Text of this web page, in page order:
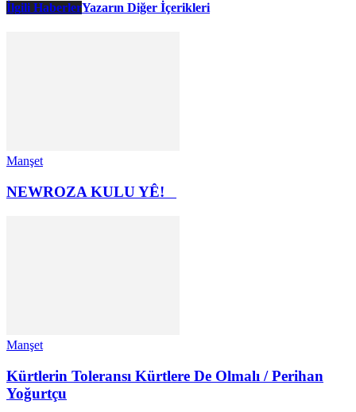
İlgili HaberlerYazarın Diğer İçerikleri
Manşet
NEWROZA KULU YÊ!
Manşet
Kürtlerin Toleransı Kürtlere De Olmalı / Perihan
Yoğurtçu